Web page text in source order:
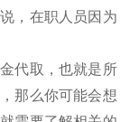
，在职人员因为
代取，也就是所
那么你可能会想